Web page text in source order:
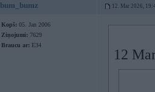
bum_bumz 12. Mar 2026,
Kopš: 05. Jan 2006
Ziņojumi: 7629
Braucu ar: E34
12